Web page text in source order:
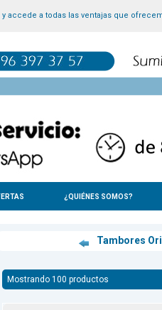
y accede a todas las ventajas que
¿QUIÉNES SOMOS?
Tambores
Mostrando 100 productos